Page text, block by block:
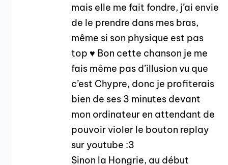
mais elle me fait fondre, j’ai envie
de le prendre dans mes bras,
même si son physique est pas
top ♥ Bon cette chanson je me
fais même pas d’illusion vu que
c’est Chypre, donc je profiterais
bien de ses 3 minutes devant
mon ordinateur en attendant de
pouvoir violer le bouton replay
sur youtube :3
Sinon la Hongrie, au début